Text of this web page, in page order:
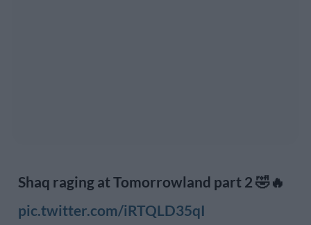
Shaq raging at Tomorrowland part 2 🤣🔥
pic.twitter.com/iRTQLD35qI